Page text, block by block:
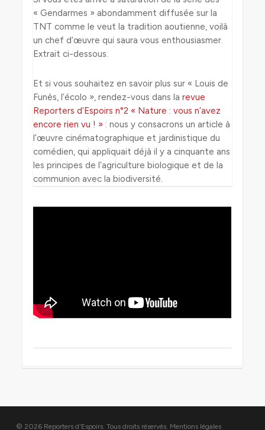
« Gendarmes » abondamment diffusée sur la
TNT comme le veut la tradition aoutienne, voilà
un chef d’œuvre qui saura vous enthousiasmer.
Extrait ci-dessous.
Et si vous souhaitez en savoir plus sur « Louis de
Funès, l’écolo », rendez-vous dans larevue
Reporters d’Espoirs n°2 « Nature : vous n’avez
encore rien vu ! » : nous y consacrons un article à
l’œuvre cinématographique et jardinistique du
comédien, qui appliquait déjà il y a cinquante ans
les principes de l’agriculture biologique et de la
communion avec la biodiversité.
© 2026 Reporters d'Espoirs. Tous droits réservés. Mentions légales